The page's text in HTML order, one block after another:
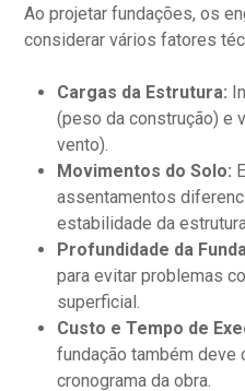
Ao projetar fundações, os
considerar vários fatores
Cargas da Estrutura:
(peso da construção) e
vento).
Movimentos do Solo:
assentamentos
estabilidade da
Profundidade da
para evitar problemas
superficial.
Custo e Tempo de
fundação também deve
cronograma da obra.